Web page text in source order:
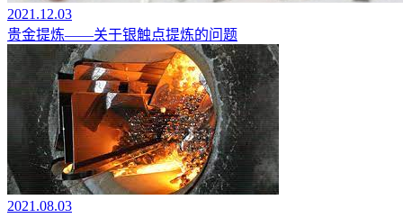
2021.12.03
贵金提炼——关于银触点提炼的问题
2021.08.03